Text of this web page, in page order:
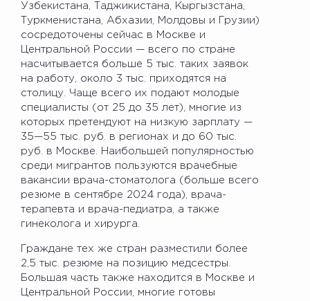
Узбекистана, Таджикистана, Кыргызстана,
Туркменистана, Абхазии, Молдовы и Грузии)
сосредоточены сейчас в Москве и
Центральной России — всего по стране
насчитывается больше 5 тыс. таких заявок
на работу, около 3 тыс. приходятся на
столицу. Чаще всего их подают молодые
специалисты (от 25 до 35 лет), многие из
которых претендуют на низкую зарплату —
35—55 тыс. руб. в регионах и до 60 тыс.
руб. в Москве. Наибольшей популярностью
среди мигрантов пользуются врачебные
вакансии врача-стоматолога (больше всего
резюме в сентябре 2024 года), врача-
терапевта и врача-педиатра, а также
гинеколога и хирурга.
Граждане тех же стран разместили более
2,5 тыс. резюме на позицию медсестры.
Большая часть также находится в Москве и
Центральной России, многие готовы